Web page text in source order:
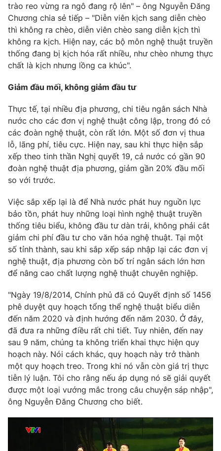
trào reo vừng ra ngô đang rộ lên" – ông Nguyễn Đăng
Chương chia sẻ tiếp – "Diễn viên kịch sang diễn chèo
thì không ra chèo, diễn viên chèo sang diễn kịch thì
không ra kịch. Hiện nay, các bộ môn nghệ thuật truyền
thống đang bị kịch hóa rất nhiều, như chèo nhưng thực
chất là kịch nhưng lồng ca khúc".
Giảm đầu mối, không giảm đầu tư
Thực tế, tại nhiều địa phương, chi tiêu ngân sách Nhà
nước cho các đơn vị nghệ thuật công lập, trong đó có
các đoàn nghệ thuật, còn rất lớn. Một số đơn vị thua
lỗ, lãng phí, tiêu cực. Hiện nay, sau khi thực hiện sắp
xếp theo tinh thần Nghị quyết 19, cả nước có gần 90
đoàn nghệ thuật địa phương, giảm gần 20% đầu mối
so với trước.
Việc sắp xếp lại là để Nhà nước phát huy nguồn lực
bảo tồn, phát huy những loại hình nghệ thuật truyền
thống tiêu biểu, không đầu tư dàn trải, không phải cắt
giảm chi phí đầu tư cho văn hóa nghệ thuật. Tại một
số tỉnh thành, sau khi sắp xếp sáp nhập lại các đơn vị
nghệ thuật, địa phương còn bố trí ngân sách lớn hơn
để nâng cao chất lượng nghệ thuật chuyên nghiệp.
"Ngày 19/8/2014, Chính phủ đã có Quyết định số 1456
phê duyệt quy hoạch tổng thể nghệ thuật biểu diễn
đến năm 2020 và định hướng đến năm 2030. Ở đây,
đã đưa ra những điều rất chi tiết. Tuy nhiên, đến nay
sau 9 năm, chúng ta không triển khai thực hiện quy
hoạch này. Nói cách khác, quy hoạch này trở thành
một quy hoạch treo. Trong khi nó vẫn còn giá trị thực
tiễn lý luận. Tôi cho rằng nếu áp dụng nó sẽ giải quyết
được một loại vướng mắc trong câu chuyện sáp nhập",
ông Nguyễn Đăng Chương cho biết.